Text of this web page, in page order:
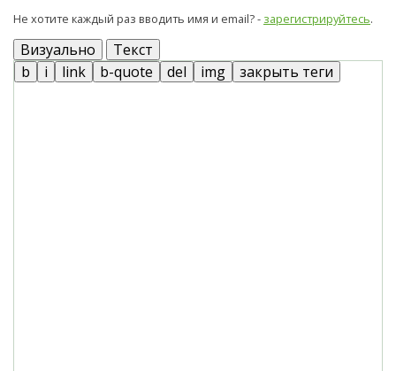
Не хотите каждый раз вводить имя и email? - зарегистрируйтесь.
Визуально Текст